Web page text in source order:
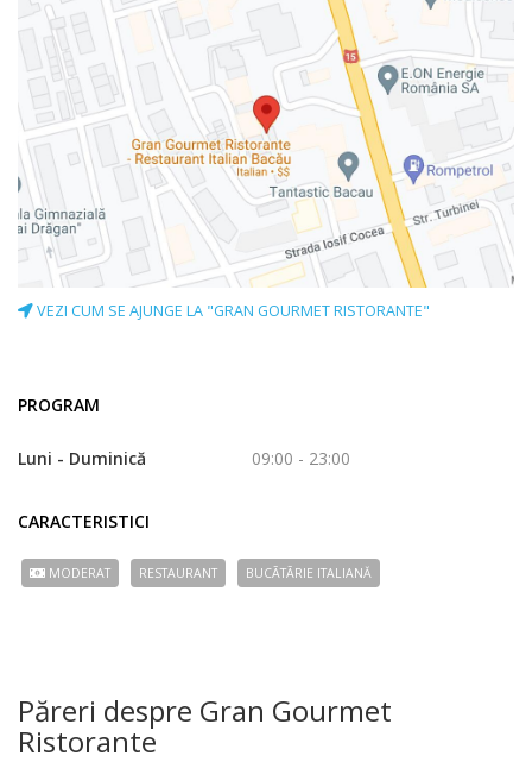
VEZI CUM SE AJUNGE LA "GRAN GOURMET RISTORANTE"
PROGRAM
Luni - Duminică 09:00 - 23:00
CARACTERISTICI
MODERAT RESTAURANT BUCÃTÃRIE ITALIANĂ
Păreri despre Gran Gourmet
Ristorante